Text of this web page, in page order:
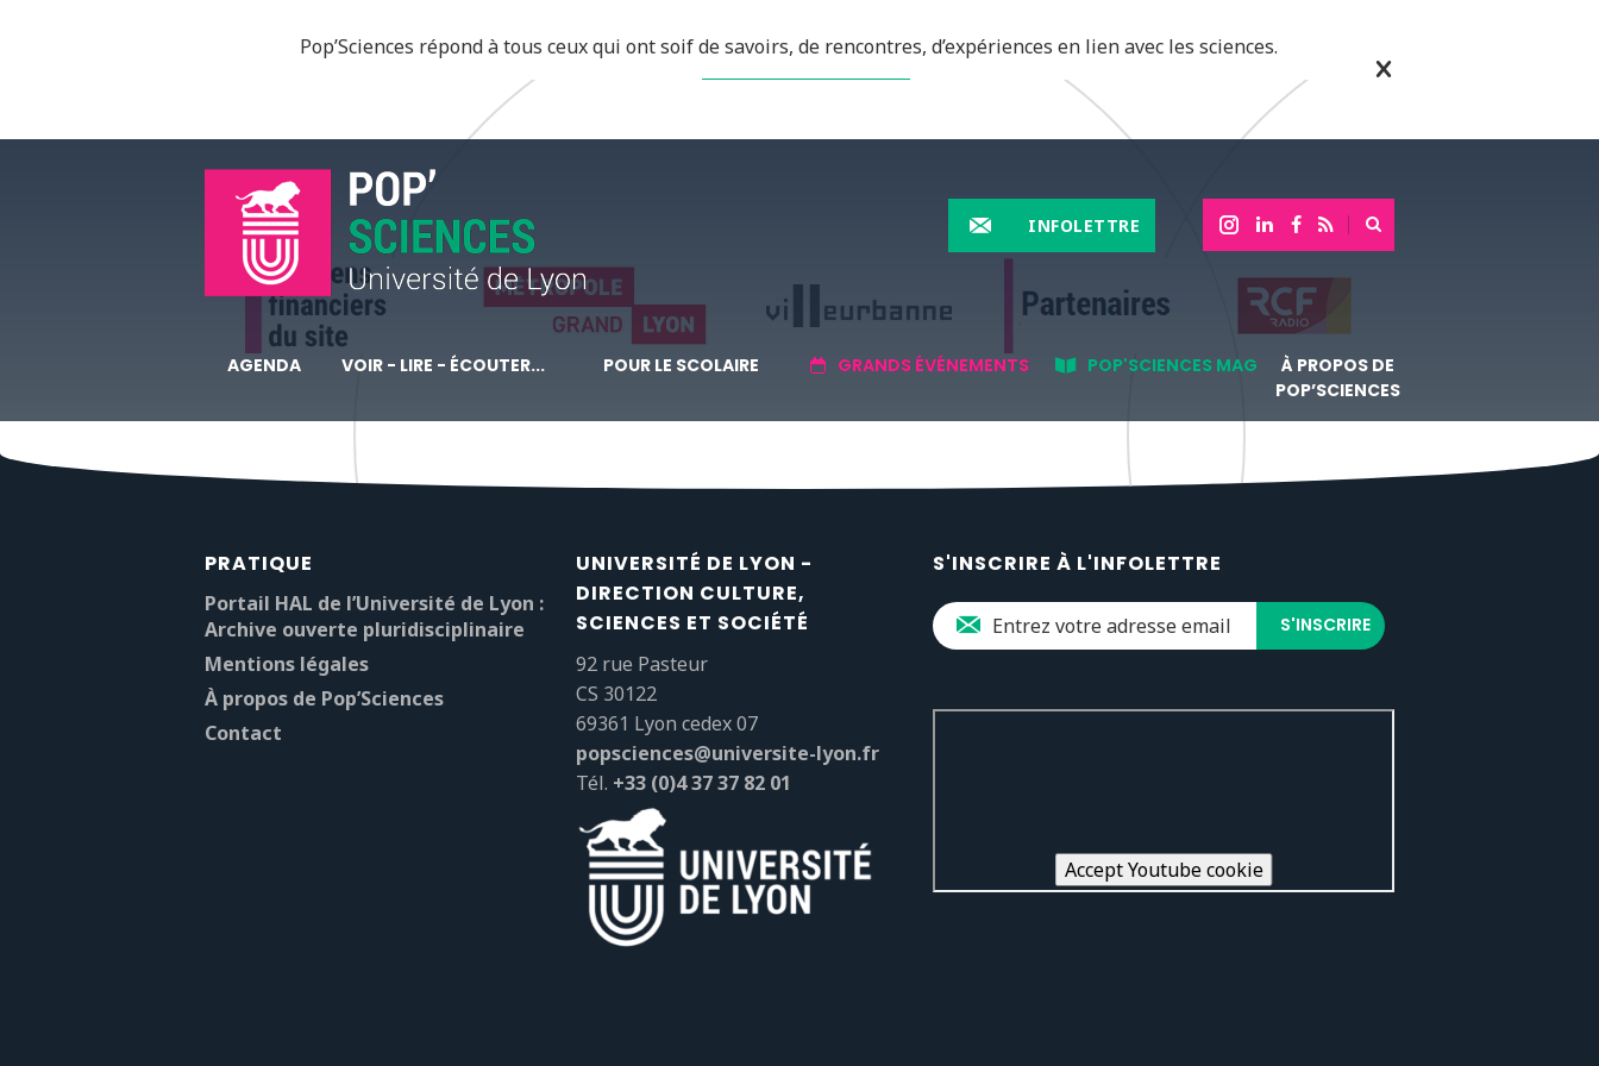
Pop’Sciences répond à tous ceux qui ont soif de savoirs, de rencontres, d’expériences en lien avec les sciences.
INFOLETTRE
AGENDA VOIR - LIRE - ÉCOUTER... POUR LE SCOLAIRE GRANDS ÉVÉNEMENTS POP'SCIENCES MAG
À PROPOS DE
POP’SCIENCES
PRATIQUE
Portail HAL de l’Université de Lyon :
Archive ouverte pluridisciplinaire
Mentions légales
À propos de Pop’Sciences
Contact
UNIVERSITÉ DE LYON -
DIRECTION CULTURE,
SCIENCES ET SOCIÉTÉ
92 rue Pasteur
CS 30122
69361 Lyon cedex 07
popsciences@universite-lyon.fr
Tél. +33 (0)4 37 37 82 01
S'INSCRIRE À L'INFOLETTRE
Accept Youtube cookie